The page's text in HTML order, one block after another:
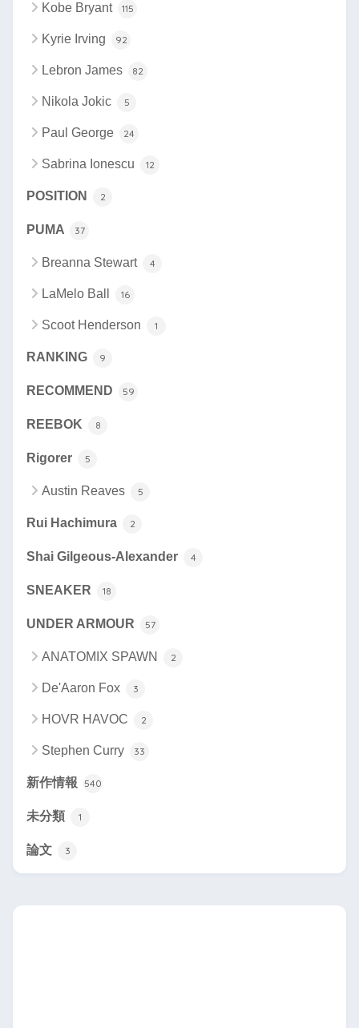
Kobe Bryant 115
Kyrie Irving 92
Lebron James 82
Nikola Jokic 5
Paul George 24
Sabrina Ionescu 12
POSITION 2
PUMA 37
Breanna Stewart 4
LaMelo Ball 16
Scoot Henderson 1
RANKING 9
RECOMMEND 59
REEBOK 8
Rigorer 5
Austin Reaves 5
Rui Hachimura 2
Shai Gilgeous-Alexander 4
SNEAKER 18
UNDER ARMOUR 57
ANATOMIX SPAWN 2
De'Aaron Fox 3
HOVR HAVOC 2
Stephen Curry 33
新作情報 540
未分類 1
論文 3